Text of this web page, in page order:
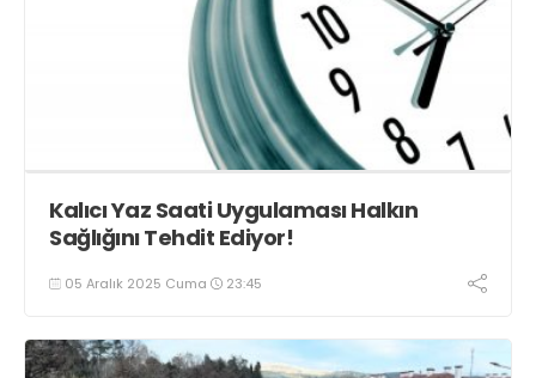
Kalıcı Yaz Saati Uygulaması Halkın
Sağlığını Tehdit Ediyor!
05 Aralık 2025 Cuma 23:45